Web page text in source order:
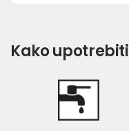
Kako upotrebiti